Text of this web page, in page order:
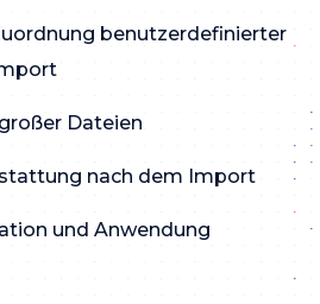
benutzerdefinierter
Dateien
nach dem Import
und Anwendung